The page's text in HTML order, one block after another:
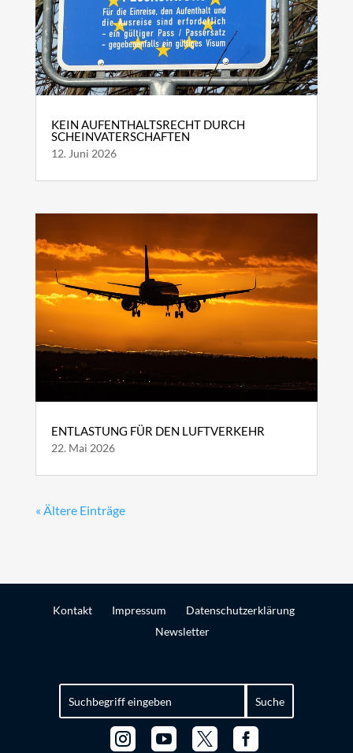
KEIN AUFENTHALTSRECHT DURCH
SCHEINVATERSCHAFTEN
12. Juni 2026
ENTLASTUNG FÜR DEN LUFTVERKEHR
22. Mai 2026
« Ältere Einträge
Kontakt Impressum
Datenschutzerklärung
Newsletter
nach:
   